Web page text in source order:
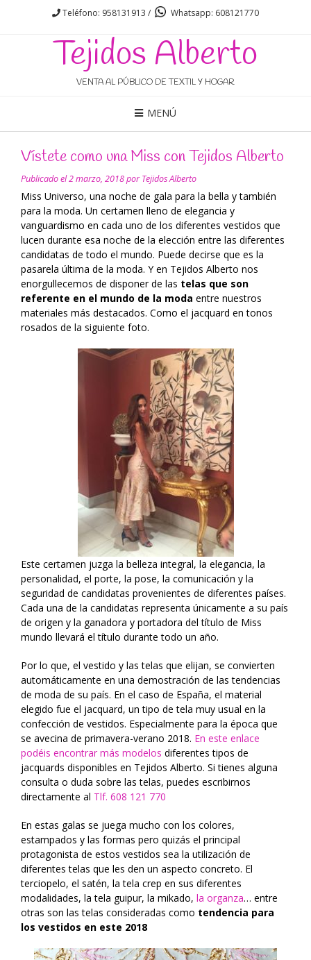
Teléfono: 958131913 / Whatsapp: 608121770
Tejidos Alberto
VENTA AL PÚBLICO DE TEXTIL Y HOGAR
MENÚ
Vístete como una Miss con Tejidos Alberto
Publicado el2 marzo, 2018porTejidos Alberto
Miss Universo, una noche de gala para la bella y también
para la moda. Un certamen lleno de elegancia y
vanguardismo en cada uno de los diferentes vestidos que
lucen durante esa noche de la elección entre las diferentes
candidatas de todo el mundo. Puede decirse que es la
pasarela última de la moda. Y en Tejidos Alberto nos
enorgullecemos de disponer de las telas que son
referente en el mundo de la moda entre nuestros
materiales más destacados. Como el jacquard en tonos
rosados de la siguiente foto.
Este certamen juzga la belleza integral, la elegancia, la
personalidad, el porte, la pose, la comunicación y la
seguridad de candidatas provenientes de diferentes países.
Cada una de la candidatas representa únicamente a su país
de origen y la ganadora y portadora del título de Miss
mundo llevará el título durante todo un año.
Por lo que, el vestido y las telas que elijan, se convierten
automáticamente en una demostración de las tendencias
de moda de su país. En el caso de España, el material
elegido fue el jacquard, un tipo de tela muy usual en la
confección de vestidos. Especialmente para la época que
se avecina de primavera-verano 2018. En este enlace
podéis encontrar más modelos diferentes tipos de
jacquards disponibles en Tejidos Alberto. Si tienes alguna
consulta o duda sobre las telas, puedes escribirnos
directamente al Tlf. 608 121 770
En estas galas se juega mucho con los colores,
estampados y las formas pero quizás el principal
protagonista de estos vestidos sea la utilización de
diferentes telas que les den un aspecto concreto. El
terciopelo, el satén, la tela crep en sus diferentes
modalidades, la tela guipur, la mikado, la organza… entre
otras son las telas consideradas como tendencia para
los vestidos en este 2018